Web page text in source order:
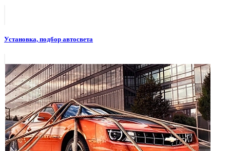
Установка, подбор автосвета